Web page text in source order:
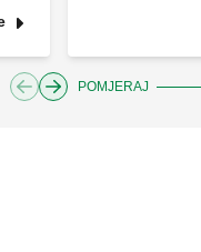
POMJERAJ